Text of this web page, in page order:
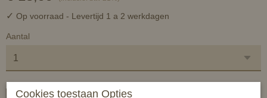
✓ Op voorraad - Levertijd 1 a 2 werkdagen
Aantal
Cookies toestaan Opties